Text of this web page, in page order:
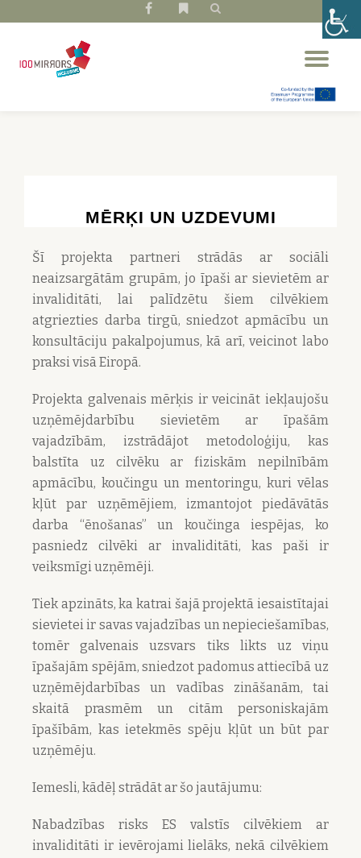
fa-
fa-
MĒRĶI UN UZDEVUMI
Šī projekta partneri strādās ar sociāli
neaizsargātām grupām, jo īpaši ar sievietēm ar
invaliditāti, lai palīdzētu šiem cilvēkiem
atgriezties darba tirgū, sniedzot apmācību un
konsultāciju pakalpojumus, kā arī, veicinot labo
praksi visā Eiropā.
Projekta galvenais mērķis ir veicināt iekļaujošu
uzņēmējdarbību sievietēm ar īpašām
vajadzībām, izstrādājot metodoloģiju, kas
balstīta uz cilvēku ar fiziskām nepilnībām
apmācību, koučingu un mentoringu, kuri vēlas
kļūt par uzņēmējiem, izmantojot piedāvātās
darba “ēnošanas” un koučinga iespējas, ko
pasniedz cilvēki ar invaliditāti, kas paši ir
veiksmīgi uzņēmēji.
Tiek apzināts, ka katrai šajā projektā iesaistītajai
sievietei ir savas vajadzības un nepieciešamības,
tomēr galvenais uzsvars tiks likts uz viņu
īpašajām spējām, sniedzot padomus attiecībā uz
uzņēmējdarbības un vadības zināšanām, tai
skaitā prasmēm un citām personiskajām
īpašībām, kas ietekmēs spēju kļūt un būt par
uzņēmēju.
Iemesli, kādēļ strādāt ar šo jautājumu:
Nabadzības risks ES valstīs cilvēkiem ar
invaliditāti ir ievērojami lielāks, nekā cilvēkiem